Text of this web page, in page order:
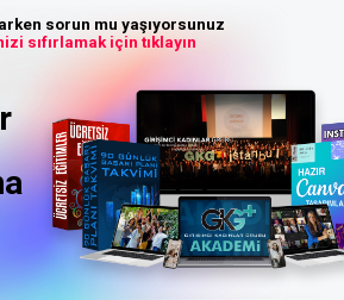
sorun mu yaşıyorsunuz
sıfırlamak için tıklayın